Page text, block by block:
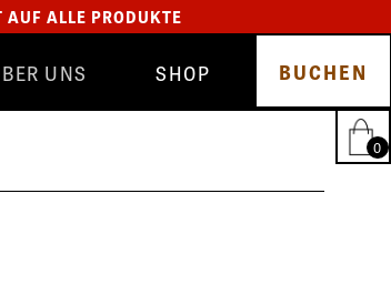
ALLE PRODUKTE
UNS
TEAM
SHOP
GLYNT
BUCHEN
0